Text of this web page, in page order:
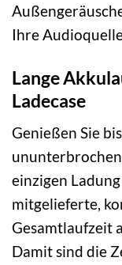
Ihre
Lange
Ladecase
Genießen Sie
einzigen
mitgelieferte,
Gesamtlaufzeit
Damit sind die